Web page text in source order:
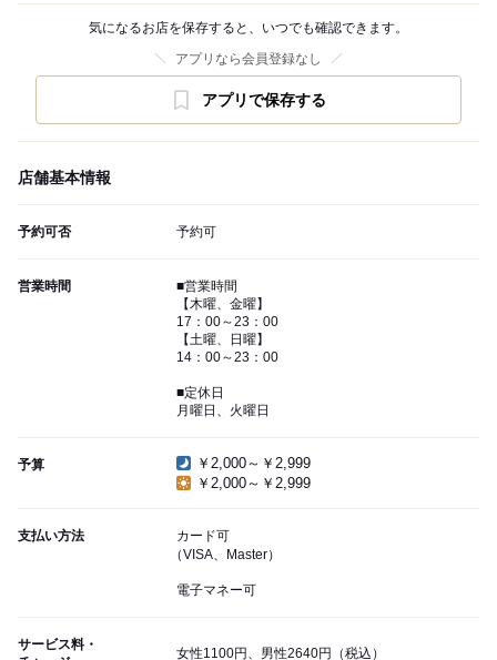
気になるお店を保存すると、いつでも確認できます。
アプリなら会員登録なし
アプリで保存する
店舗基本情報
予約可否 予約可
営業時間
■営業時間
【木曜、金曜】
17：00～23：00
【土曜、日曜】
14：00～23：00
■定休日
月曜日、火曜日
予算
￥2,000～￥2,999
￥2,000～￥2,999
支払い方法
カード可
（VISA、Master）
電子マネー可
サービス料・
女性1100円、男性2640円（税込）